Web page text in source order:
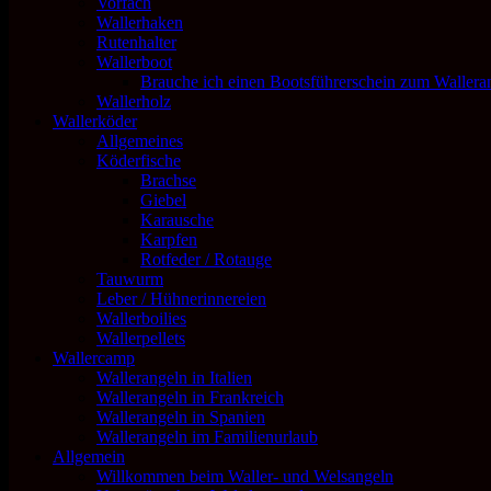
Wallerhaken
Rutenhalter
Wallerboot
Brauche ich einen Bootsführerschein zum
Wallerholz
Wallerköder
Allgemeines
Köderfische
Brachse
Giebel
Karausche
Karpfen
Rotfeder / Rotauge
Tauwurm
Leber / Hühnerinnereien
Wallerboilies
Wallerpellets
Wallercamp
Wallerangeln in Italien
Wallerangeln in Frankreich
Wallerangeln in Spanien
Wallerangeln im Familienurlaub
Allgemein
Willkommen beim Waller- und Welsangeln